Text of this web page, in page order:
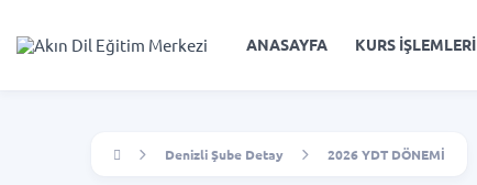
ANASAYFA KURS İŞLEMLERİ
Denizli Şube Detay 2026 YDT DÖNEMİ